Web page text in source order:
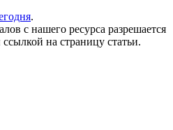
.
с нашего ресурса разрешается
на страницу статьи.